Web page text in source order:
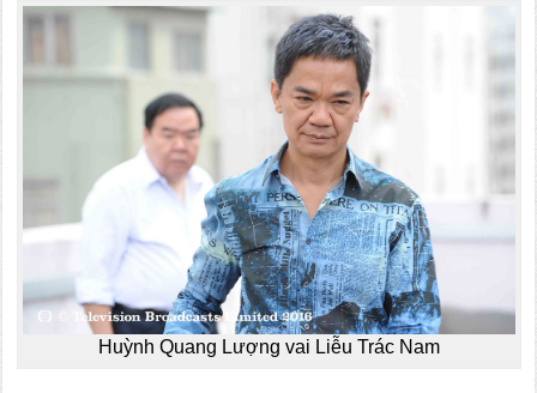
Huỳnh Quang Lượng vai Liễu Trác Nam